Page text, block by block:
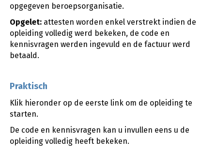
opgegeven beroepsorganisatie.
Opgelet: attesten worden enkel verstrekt indien de
opleiding volledig werd bekeken, de code en
kennisvragen werden ingevuld en de factuur werd
betaald.
Praktisch
Klik hieronder op de eerste link om de opleiding te
starten.
De code en kennisvragen kan u invullen eens u de
opleiding volledig heeft bekeken.